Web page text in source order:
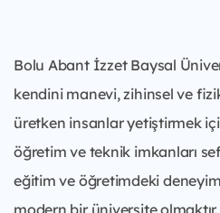
Bolu Abant İzzet Baysal
kendini manevi, zihinsel ve
üretken insanlar yetiştirmek
öğretim ve teknik imkanları
eğitim ve öğretimdeki
modern bir üniversite olmaktır.